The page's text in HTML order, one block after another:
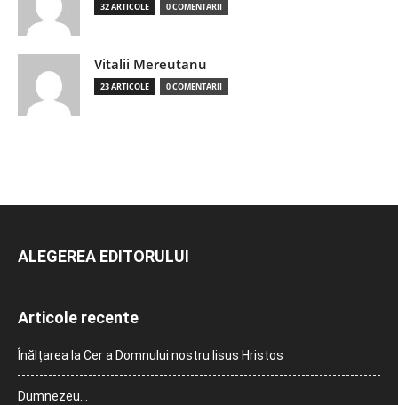
32 ARTICOLE 0 COMENTARII
Vitalii Mereutanu
23 ARTICOLE 0 COMENTARII
ALEGEREA EDITORULUI
Articole recente
Înălțarea la Cer a Domnului nostru Iisus Hristos
Dumnezeu…